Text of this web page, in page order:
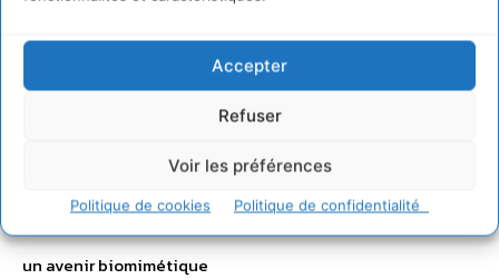
Accepter
Refuser
Voir les préférences
Politique de cookies Politique de confidentialité
un avenir biomimétique